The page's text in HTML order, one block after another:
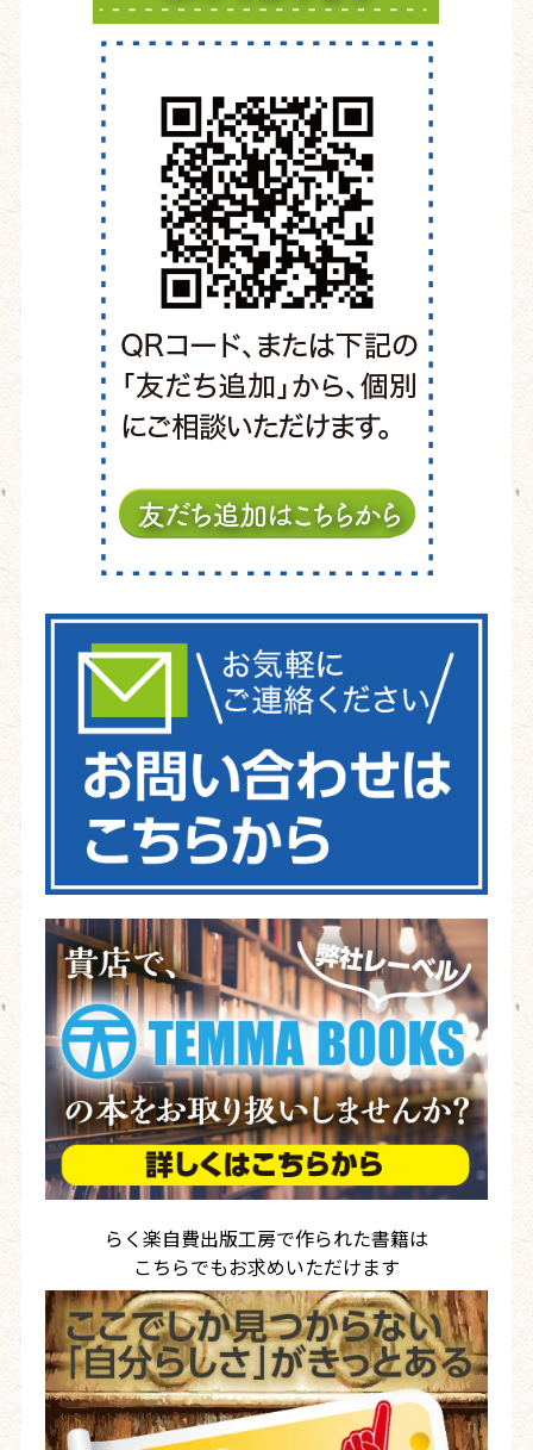
らく楽自費出版工房で作られた書籍は
こちらでもお求めいただけます